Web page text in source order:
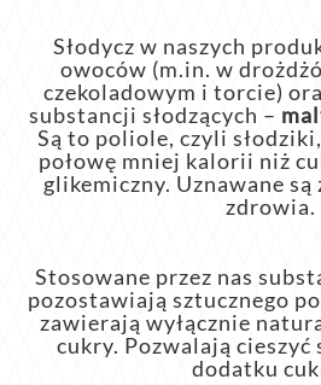
Słodycz w naszych
owoców (m.in. w
czekoladowym i torcie)
substancji słodzących –
Są to poliole, czyli
połowę mniej kalorii niż
glikemiczny. Uznawane są
zdrowia.
Stosowane przez nas
pozostawiają sztucznego
zawierają wyłącznie
cukry. Pozwalają cieszyć
dodatku